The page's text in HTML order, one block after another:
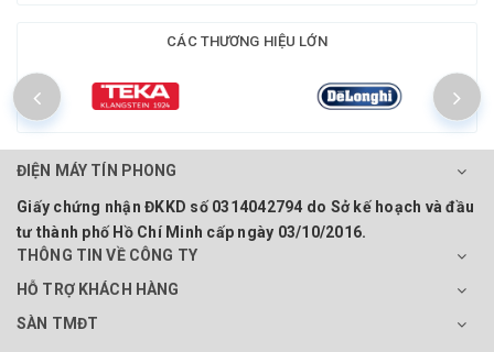
CÁC THƯƠNG HIỆU LỚN
ĐIỆN MÁY TÍN PHONG
Giấy chứng nhận ĐKKD số 0314042794 do Sở kế hoạch và đầu
tư thành phố Hồ Chí Minh cấp ngày 03/10/2016.
THÔNG TIN VỀ CÔNG TY
HỖ TRỢ KHÁCH HÀNG
SÀN TMĐT